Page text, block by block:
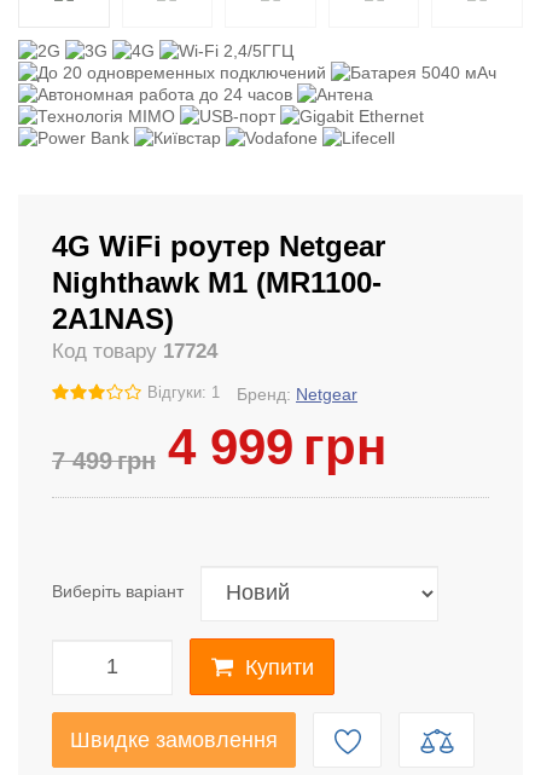
4G WiFi роутер Netgear
Nighthawk M1 (MR1100-
2A1NAS)
Код товару 17724
Відгуки: 1 Бренд: Netgear
7 499грн 4 999 грн
Виберіть варіант
Купити
Швидке замовлення